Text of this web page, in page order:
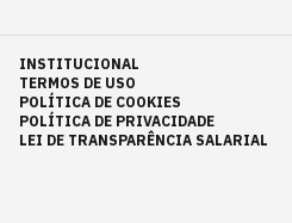
INSTITUCIONAL
TERMOS DE USO
POLÍTICA DE COOKIES
POLÍTICA DE PRIVACIDADE
LEI DE TRANSPARÊNCIA SALARIAL